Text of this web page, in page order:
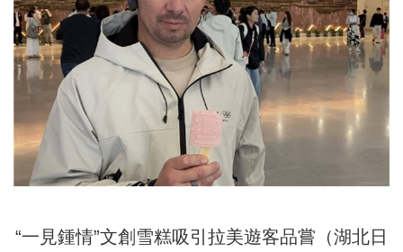
“一見鍾情”文創雪糕吸引拉美遊客品嘗（湖北日